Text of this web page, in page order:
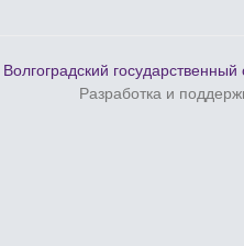
Волгоградский
Разработка и